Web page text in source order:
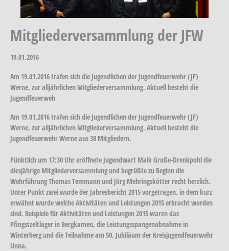
Mitgliederversammlung der JFW
19.01.2016
Am 19.01.2016 trafen sich die Jugendlichen der Jugendfeuerwehr (JF)
Werne, zur alljährlichen Mitgliederversammlung. Aktuell besteht die
Jugendfeuerweh
Am 19.01.2016 trafen sich die Jugendlichen der Jugendfeuerwehr (JF)
Werne, zur alljährlichen Mitgliederversammlung. Aktuell besteht die
Jugendfeuerwehr Werne aus 38 Mitgliedern.
Pünktlich um 17:30 Uhr eröffnete Jugendwart Maik Große-Drenkpohl die
diesjährige Mitgliederversammlung und begrüßte zu Beginn die
Wehrführung Thomas Temmann und Jörg Mehringskötter recht herzlich.
Unter Punkt zwei wurde der Jahresbericht 2015 vorgetragen, in dem kurz
erwähnt wurde welche Aktivitäten und Leistungen 2015 erbracht worden
sind. Beispiele für Aktivitäten und Leistungen 2015 waren das
Pfingstzeltlager in Bergkamen, die Leistungsspangenabnahme in
Winterberg und die Teilnahme am 50. Jubiläum der Kreisjugendfeuerwehr
Unna.